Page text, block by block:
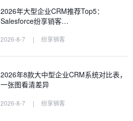
2026年大型企业CRM推荐Top5：
Salesforce纷享销客…
2026-8-7 | 纷享销客
2026年8款大中型企业CRM系统对比表，
一张图看清差异
2026-8-7 | 纷享销客